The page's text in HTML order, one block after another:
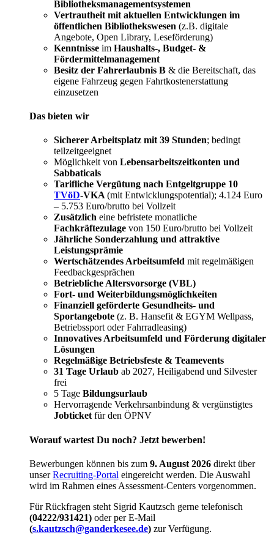
Bibliotheksmanagementsystemen
Vertrautheit mit aktuellen Entwicklungen im
öffentlichen Bibliothekswesen (z.B. digitale
Angebote, Open Library, Leseförderung)
Kenntnisse im Haushalts-, Budget- &
Fördermittelmanagement
Besitz der Fahrerlaubnis B & die Bereitschaft, das
eigene Fahrzeug gegen Fahrtkostenerstattung
einzusetzen
Das bieten wir
Sicherer Arbeitsplatz mit 39 Stunden; bedingt
teilzeitgeeignet
Möglichkeit von Lebensarbeitszeitkonten und
Sabbaticals
Tarifliche Vergütung nach Entgeltgruppe 10
TVöD-VKA(mit Entwicklungspotential); 4.124 Euro
– 5.753 Euro/brutto bei Vollzeit
Zusätzlich eine befristete monatliche
Fachkräftezulage von 150 Euro/brutto bei Vollzeit
Jährliche Sonderzahlung und attraktive
Leistungsprämie
Wertschätzendes Arbeitsumfeld mit regelmäßigen
Feedbackgesprächen
Betriebliche Altersvorsorge (VBL)
Fort- und Weiterbildungsmöglichkeiten
Finanziell geförderte Gesundheits- und
Sportangebote (z. B. Hansefit & EGYM Wellpass,
Betriebssport oder Fahrradleasing)
Innovatives Arbeitsumfeld und Förderung digitaler
Lösungen
Regelmäßige Betriebsfeste & Teamevents
31 Tage Urlaub ab 2027, Heiligabend und Silvester
frei
5 Tage Bildungsurlaub
Hervorragende Verkehrsanbindung & vergünstigtes
Jobticketfür den ÖPNV
Worauf wartest Du noch? Jetzt bewerben!
Bewerbungen können bis zum 9. August 2026 direkt über
unserRecruiting-Portal eingereicht werden. Die Auswahl
wird im Rahmen eines Assessment-Centers vorgenommen.
Für Rückfragen steht Sigrid Kautzsch gerne telefonisch
(04222/931421) oder per E-Mail
(s.kautzsch@ganderkesee.de) zur Verfügung.